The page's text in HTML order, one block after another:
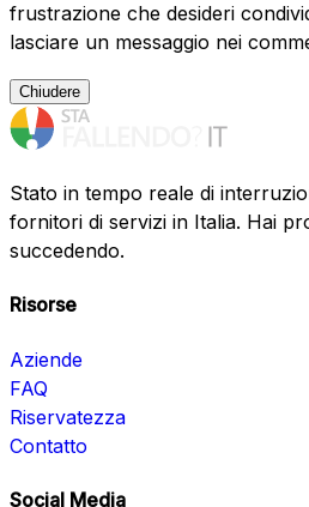
frustrazione che desideri
lasciare un messaggio nei
Chiudere
Stato in tempo reale di
fornitori di servizi in Italia. Hai
succedendo.
Risorse
Aziende
FAQ
Riservatezza
Contatto
Social Media